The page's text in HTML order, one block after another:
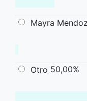
Mayra
Otro 50,00%